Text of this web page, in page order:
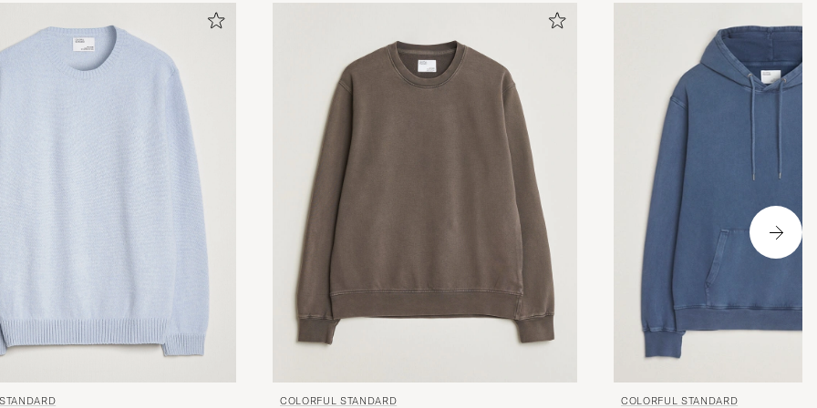
Veldig fin lys dus farge. Obs! Den er litt kort sammenlignet med noen
andre merker. Jeg er 196, bestilte XL og vurderte å returnere pga
Bra kvalitet och bra i storleken.
KØBTE PÅ CAREOFCARL.DE
Mycket bra kvalitet, normal i storlek
COLORFUL STANDARD COLORFUL STANDARD